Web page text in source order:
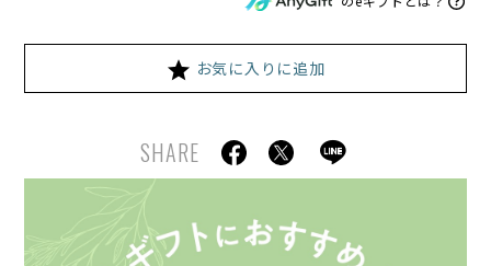
お気に入りに追加
SHARE